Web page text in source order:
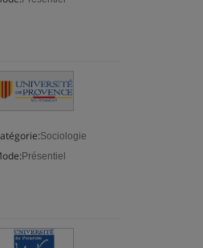
Sociologie
Présentiel